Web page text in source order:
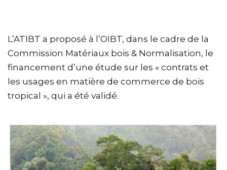
L’ATIBT a proposé à l’OIBT, dans le cadre de la
Commission Matériaux bois & Normalisation, le
financement d’une étude sur les « contrats et
les usages en matière de commerce de bois
tropical », qui a été validé.